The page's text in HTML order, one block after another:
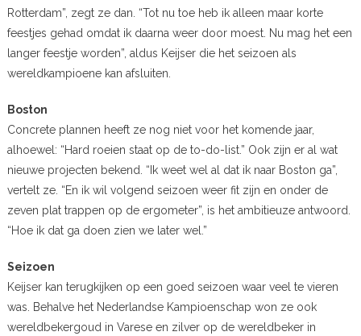
Rotterdam”, zegt ze dan. “Tot nu toe heb ik alleen maar korte
feestjes gehad omdat ik daarna weer door moest. Nu mag het een
langer feestje worden”, aldus Keijser die het seizoen als
wereldkampioene kan afsluiten.
Boston
Concrete plannen heeft ze nog niet voor het komende jaar,
alhoewel: “Hard roeien staat op de to-do-list.” Ook zijn er al wat
nieuwe projecten bekend. “Ik weet wel al dat ik naar Boston ga”,
vertelt ze. “En ik wil volgend seizoen weer fit zijn en onder de
zeven plat trappen op de ergometer”, is het ambitieuze antwoord.
“Hoe ik dat ga doen zien we later wel.”
Seizoen
Keijser kan terugkijken op een goed seizoen waar veel te vieren
was. Behalve het Nederlandse Kampioenschap won ze ook
wereldbekergoud in Varese en zilver op de wereldbeker in